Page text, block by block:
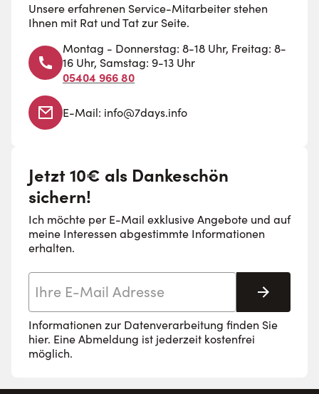
Unsere erfahrenen Service-Mitarbeiter stehen
Ihnen mit Rat und Tat zur Seite.
Montag - Donnerstag: 8-18 Uhr, Freitag: 8-
16 Uhr, Samstag: 9-13 Uhr
05404 966 80
E-Mail: info@7days.info
Jetzt 10€ als Dankeschön
sichern!
Ich möchte per E-Mail exklusive Angebote und auf
meine Interessen abgestimmte Informationen
erhalten.
Informationen zur Datenverarbeitung finden Sie
hier. Eine Abmeldung ist jederzeit kostenfrei
möglich.